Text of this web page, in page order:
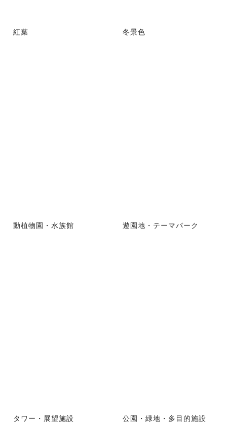
紅葉 冬景色
動植物園・水族館 遊園地・テーマパーク
タワー・展望施設 公園・緑地・多目的施設